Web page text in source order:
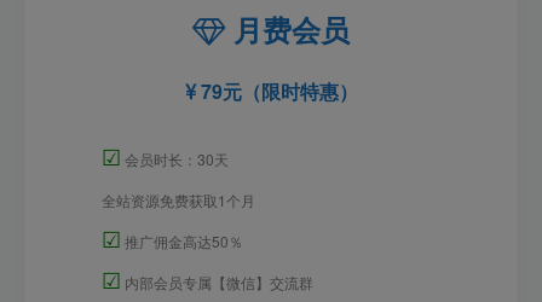
月费会员
79元（限时特惠）
☑ 会员时长：30天
全站资源免费获取1个月
☑ 推广佣金高达50％
☑ 内部会员专属【微信】交流群